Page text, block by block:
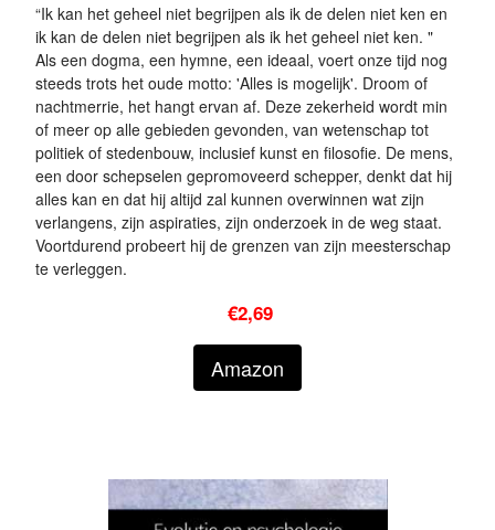
“Ik kan het geheel niet begrijpen als ik de delen niet ken en
ik kan de delen niet begrijpen als ik het geheel niet ken. "
Als een dogma, een hymne, een ideaal, voert onze tijd nog
steeds trots het oude motto: 'Alles is mogelijk'. Droom of
nachtmerrie, het hangt ervan af. Deze zekerheid wordt min
of meer op alle gebieden gevonden, van wetenschap tot
politiek of stedenbouw, inclusief kunst en filosofie. De mens,
een door schepselen gepromoveerd schepper, denkt dat hij
alles kan en dat hij altijd zal kunnen overwinnen wat zijn
verlangens, zijn aspiraties, zijn onderzoek in de weg staat.
Voortdurend probeert hij de grenzen van zijn meesterschap
te verleggen.
€2,69
Amazon